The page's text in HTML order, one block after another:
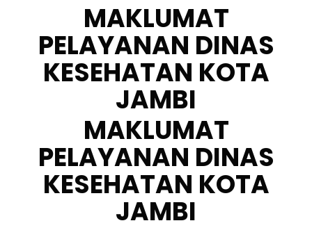
MAKLUMAT
PELAYANAN DINAS
KESEHATAN KOTA
JAMBI
MAKLUMAT
PELAYANAN DINAS
KESEHATAN KOTA
JAMBI